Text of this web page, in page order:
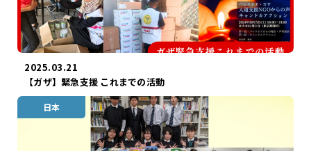
2025.03.21
【ガザ】緊急支援 これまでの活動
日本